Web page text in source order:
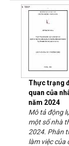
Thực trạng
quan của
năm 2024
Mô tả động
một số nhà
2024. Phân
làm việc của